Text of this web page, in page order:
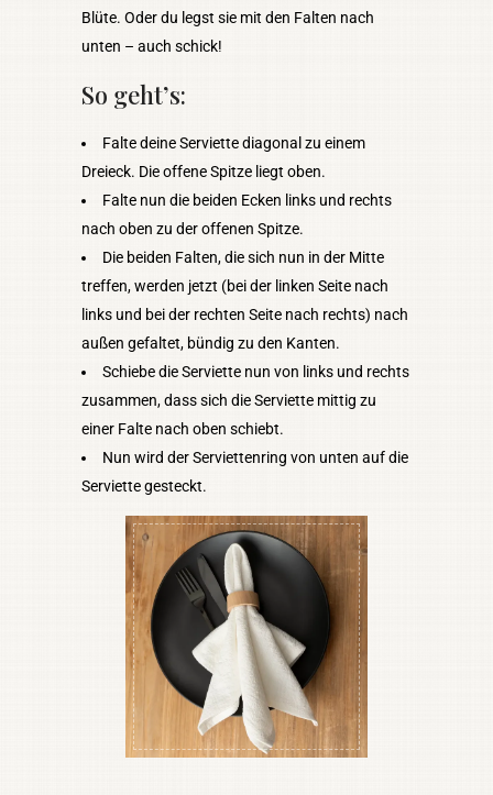
Blüte. Oder du legst sie mit den Falten nach
unten – auch schick!
So geht’s:
Falte deine Serviette diagonal zu einem
Dreieck. Die offene Spitze liegt oben.
Falte nun die beiden Ecken links und rechts
nach oben zu der offenen Spitze.
Die beiden Falten, die sich nun in der Mitte
treffen, werden jetzt (bei der linken Seite nach
links und bei der rechten Seite nach rechts) nach
außen gefaltet, bündig zu den Kanten.
Schiebe die Serviette nun von links und rechts
zusammen, dass sich die Serviette mittig zu
einer Falte nach oben schiebt.
Nun wird der Serviettenring von unten auf die
Serviette gesteckt.